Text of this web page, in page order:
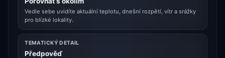
Vedle sebe uvidíte aktuální teplotu, dnešní rozpětí, vítr a srážky
pro blízké lokality.
TEMATICKÝ DETAIL
Předpověď